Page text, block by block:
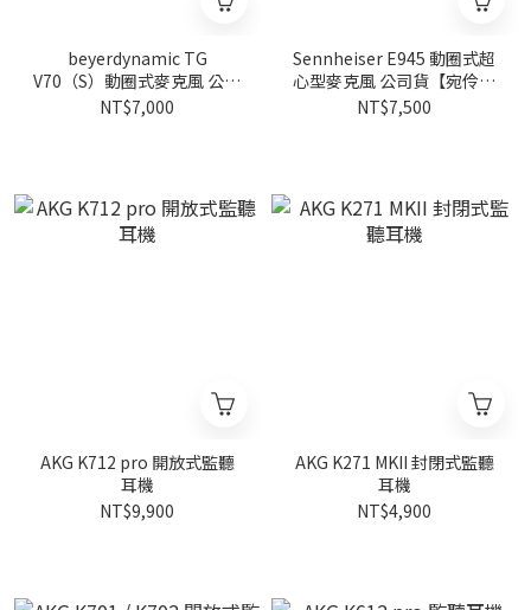
beyerdynamic TG
V70（S）動圈式麥克風 公司
貨【宛伶樂器】
NT$7,000
Sennheiser E945 動圈式超
心型麥克風 公司貨【宛伶樂
器】
NT$7,500
AKG K712 pro 開放式監聽
耳機
NT$9,900
AKG K271 MKII 封閉式監聽
耳機
NT$4,900